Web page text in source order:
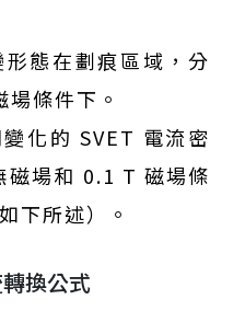
態在劃痕區域，分
條件下。
化的 SVET 電流密
磁場和 0.1 T 磁場條
下所述）。
換公式